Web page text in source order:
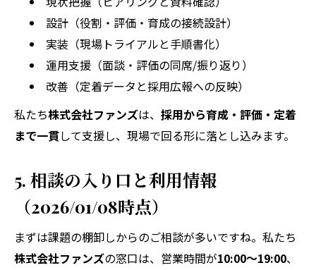
設計（役割・評価・育成の接続設計）
実装（現場トライアルと手順書化）
運用支援（面談・評価の同席/振り返り）
改善（定着データと採用広報への反映）
私たち株式会社ファンズは、 採用から育成・評価・定着
まで一貫して支援し、現場で回る形に落とし込みます。
5. 相談の入り口と利用情報
（2026/01/08時点）
まずは課題の棚卸しからのご相談が多いですね。私たち
株式会社ファンズの窓口は、営業時間が10:00～19:00、